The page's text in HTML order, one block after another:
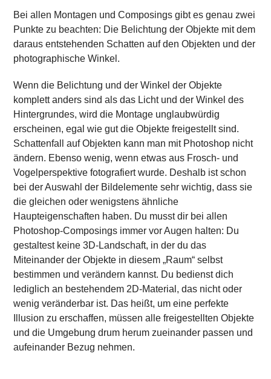
Bei allen Montagen und Composings gibt es genau zwei
Punkte zu beachten: Die Belichtung der Objekte mit dem
daraus entstehenden Schatten auf den Objekten und der
photographische Winkel.
Wenn die Belichtung und der Winkel der Objekte
komplett anders sind als das Licht und der Winkel des
Hintergrundes, wird die Montage unglaubwürdig
erscheinen, egal wie gut die Objekte freigestellt sind.
Schattenfall auf Objekten kann man mit Photoshop nicht
ändern. Ebenso wenig, wenn etwas aus Frosch- und
Vogelperspektive fotografiert wurde. Deshalb ist schon
bei der Auswahl der Bildelemente sehr wichtig, dass sie
die gleichen oder wenigstens ähnliche
Haupteigenschaften haben. Du musst dir bei allen
Photoshop-Composings immer vor Augen halten: Du
gestaltest keine 3D-Landschaft, in der du das
Miteinander der Objekte in diesem „Raum“ selbst
bestimmen und verändern kannst. Du bedienst dich
lediglich an bestehendem 2D-Material, das nicht oder
wenig veränderbar ist. Das heißt, um eine perfekte
Illusion zu erschaffen, müssen alle freigestellten Objekte
und die Umgebung drum herum zueinander passen und
aufeinander Bezug nehmen.